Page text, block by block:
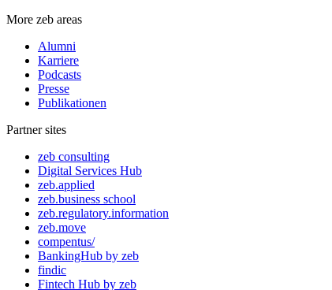
More zeb areas
Alumni
Karriere
Podcasts
Presse
Publikationen
Partner sites
zeb consulting
Digital Services Hub
zeb.applied
zeb.business school
zeb.regulatory.information
zeb.move
compentus/
BankingHub by zeb
findic
Fintech Hub by zeb